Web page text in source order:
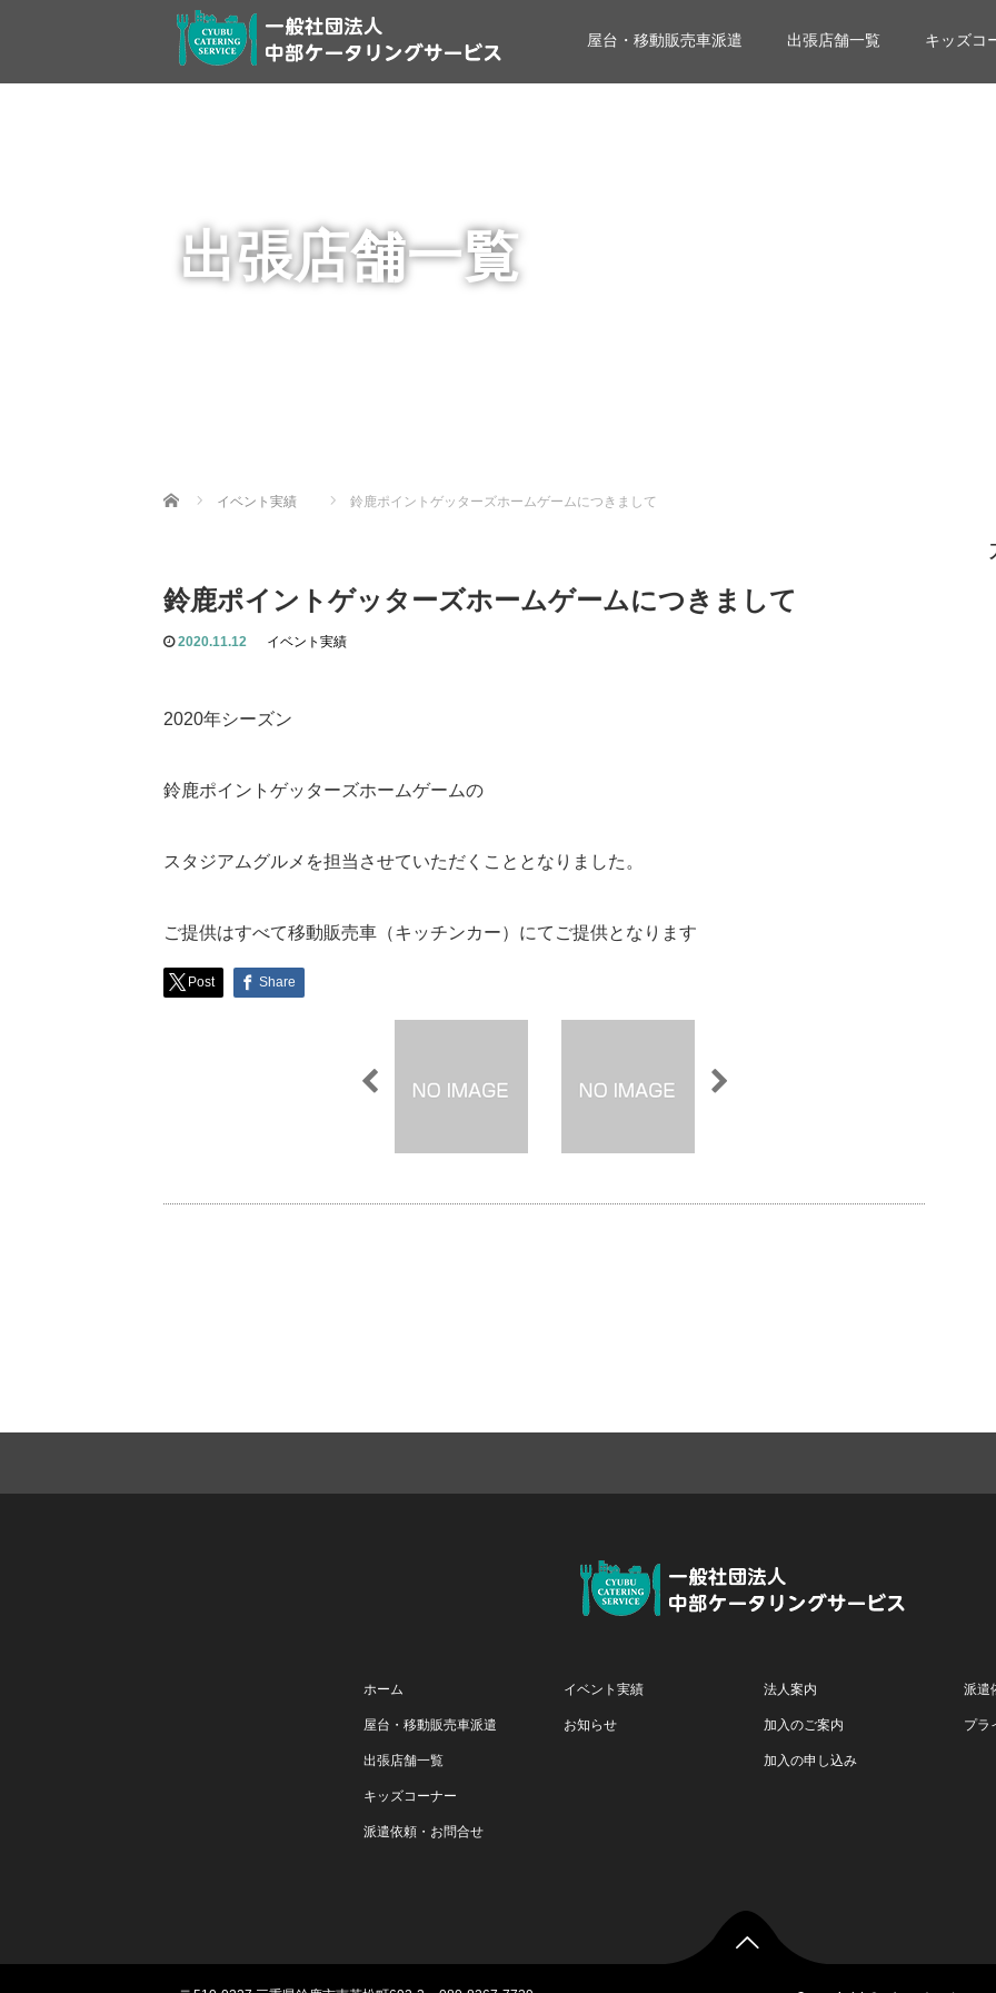
屋台・移動販売車派遣 出張店舗一覧 キッズコ
出張店舗一覧
Home イベント実績 鈴鹿ポイントゲッターズホームゲームにつきまして
鈴鹿ポイントゲッターズホームゲームにつきまして
2020.11.12 イベント実績
2020年シーズン
鈴鹿ポイントゲッターズホームゲームの
スタジアムグルメを担当させていただくこととなりました。
ご提供はすべて移動販売車（キッチンカー）にてご提供となります
Post Share
ホーム
屋台・移動販売車派遣
出張店舗一覧
キッズコーナー
派遣依頼・お問合せ
イベント実績
お知らせ
法人案内
加入のご案内
加入の申し込み
派遣
プラ
